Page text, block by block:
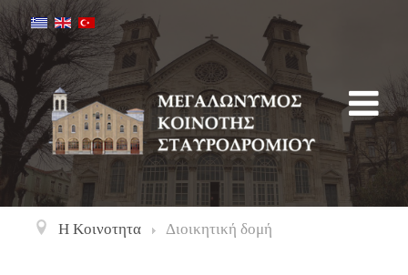
Η Κοινοτητα Διοικητική δομή